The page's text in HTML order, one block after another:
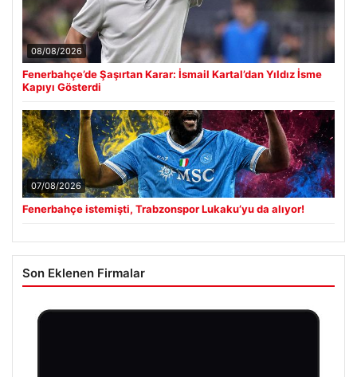
08/08/2026
Fenerbahçe’de Şaşırtan Karar: İsmail Kartal’dan Yıldız İsme
Kapıyı Gösterdi
07/08/2026
Fenerbahçe istemişti, Trabzonspor Lukaku’yu da alıyor!
Son Eklenen Firmalar